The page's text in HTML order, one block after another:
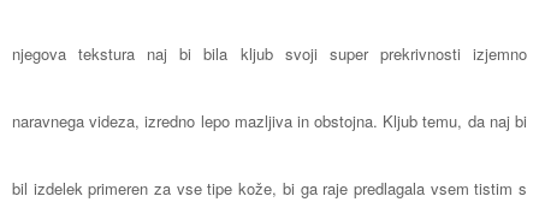
njegova tekstura naj bi bila kljub svoji super prekrivnosti izjemno
naravnega videza, izredno lepo mazljiva in obstojna. Kljub temu, da naj bi
bil izdelek primeren za vse tipe kože, bi ga raje predlagala vsem tistim s